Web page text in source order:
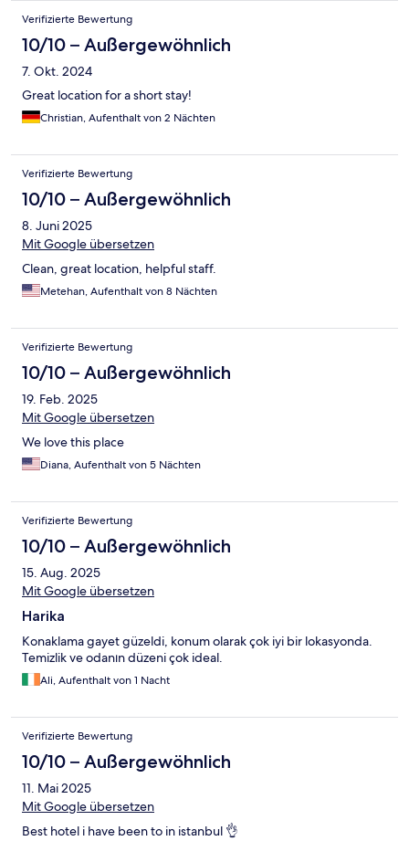
Verifizierte Bewertung
10/10 – Außergewöhnlich
7. Okt. 2024
Great location for a short stay!
Christian, Aufenthalt von 2 Nächten
Verifizierte Bewertung
10/10 – Außergewöhnlich
8. Juni 2025
Mit Google übersetzen
Clean, great location, helpful staff.
Metehan, Aufenthalt von 8 Nächten
Verifizierte Bewertung
10/10 – Außergewöhnlich
19. Feb. 2025
Mit Google übersetzen
We love this place
Diana, Aufenthalt von 5 Nächten
Verifizierte Bewertung
10/10 – Außergewöhnlich
15. Aug. 2025
Mit Google übersetzen
Harika
Konaklama gayet güzeldi, konum olarak çok iyi bir lokasyonda.
Temizlik ve odanın düzeni çok ideal.
Ali, Aufenthalt von 1 Nacht
Verifizierte Bewertung
10/10 – Außergewöhnlich
11. Mai 2025
Mit Google übersetzen
Best hotel i have been to in istanbul 👌